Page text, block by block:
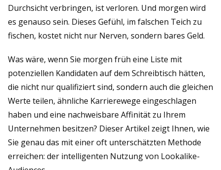
Durchsicht verbringen, ist verloren. Und morgen wird
es genauso sein. Dieses Gefühl, im falschen Teich zu
fischen, kostet nicht nur Nerven, sondern bares Geld.
Was wäre, wenn Sie morgen früh eine Liste mit
potenziellen Kandidaten auf dem Schreibtisch hätten,
die nicht nur qualifiziert sind, sondern auch die gleichen
Werte teilen, ähnliche Karrierewege eingeschlagen
haben und eine nachweisbare Affinität zu Ihrem
Unternehmen besitzen? Dieser Artikel zeigt Ihnen, wie
Sie genau das mit einer oft unterschätzten Methode
erreichen: der intelligenten Nutzung von Lookalike-